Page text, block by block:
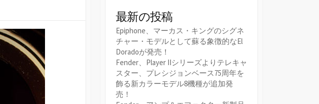
最新の投稿
Epiphone、マーカス・キングのシグネ
チャー・モデルとして蘇る象徴的なEl
Doradoが発売！
Fender、Player IIシリーズよりテレキャ
スター、プレシジョンベース75周年を
飾る新カラーモデル8機種が追加発
売！